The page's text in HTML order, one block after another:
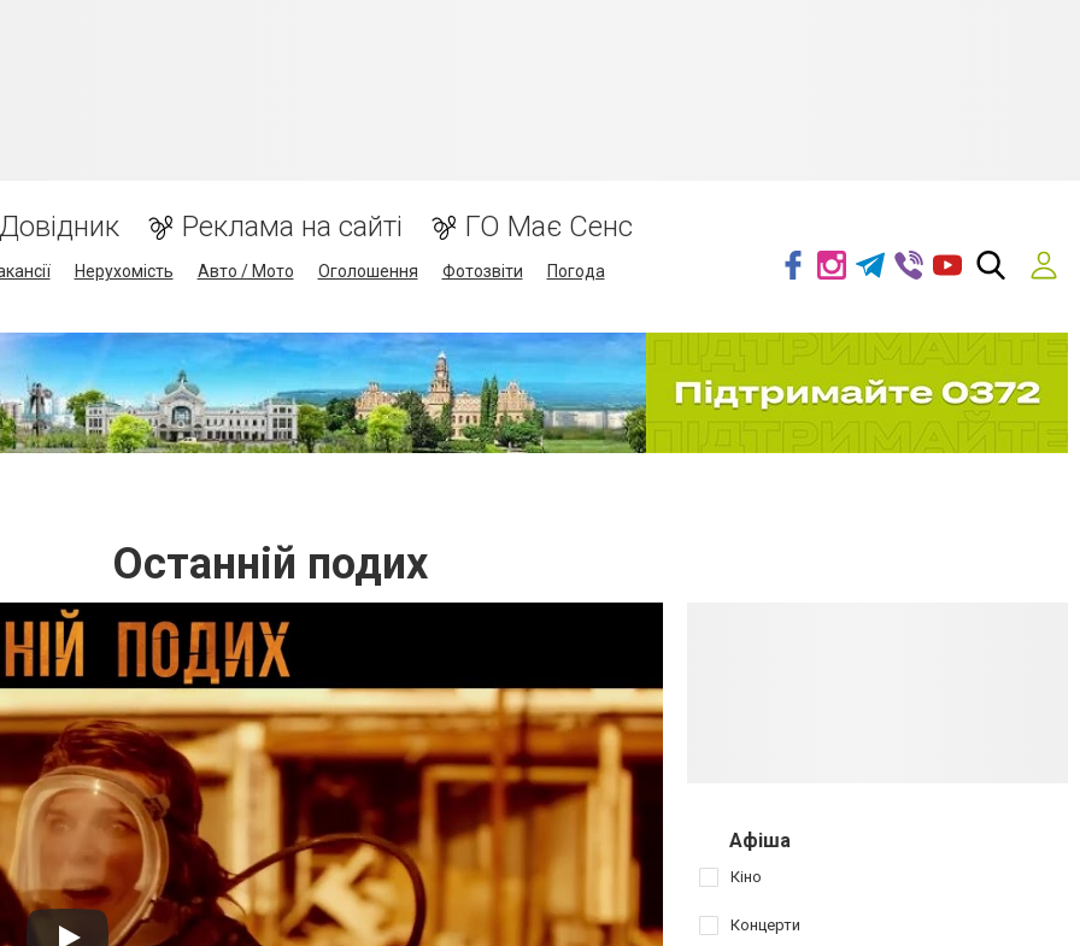
Реклама на сайті ГО Має Сенс
Нерухомість Авто / Мото Оголошення Фотозвіти Погода
Останній подих
Афіша
Кіно
Концерти